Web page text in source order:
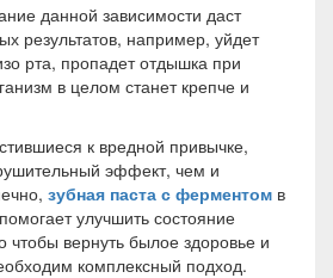
данной зависимости даст
результатов, например, уйдет
рта, пропадет отдышка при
в целом станет крепче и
к вредной привычке,
эффект, чем и
зубная паста с ферментом в
улучшить состояние
чтобы вернуть былое здоровье и
комплексный подход.